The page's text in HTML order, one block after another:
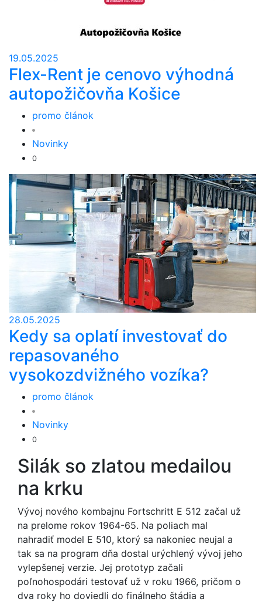
19.05.2025
Flex-Rent je cenovo výhodná
autopožičovňa Košice
promo článok
Novinky
0
28.05.2025
Kedy sa oplatí investovať do
repasovaného
vysokozdvižného vozíka?
promo článok
Novinky
0
Silák so zlatou medailou
na krku
Vývoj nového kombajnu Fortschritt E 512 začal už
na prelome rokov 1964-65. Na poliach mal
nahradiť model E 510, ktorý sa nakoniec neujal a
tak sa na program dňa dostal urýchlený vývoj jeho
vylepšenej verzie. Jej prototyp začali
poľnohospodári testovať už v roku 1966, pričom o
dva roky ho doviedli do finálneho štádia a